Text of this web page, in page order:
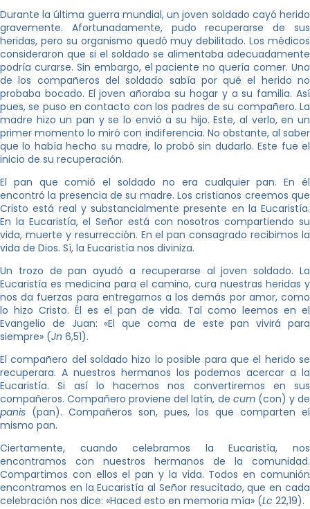
Durante la última guerra mundial, un joven soldado cayó herido
gravemente. Afortunadamente, pudo recuperarse de sus
heridas, pero su organismo quedó muy debilitado. Los médicos
consideraron que si el soldado se alimentaba adecuadamente
podría curarse. Sin embargo, el paciente no quería comer. Uno
de los compañeros del soldado sabía por qué el herido no
probaba bocado. El joven añoraba su hogar y a su familia. Así
pues, se puso en contacto con los padres de su compañero. La
madre hizo un pan y se lo envió a su hijo. Este, al verlo, en un
primer momento lo miró con indiferencia. No obstante, al saber
que lo había hecho su madre, lo probó sin dudarlo. Este fue el
inicio de su recuperación.
El pan que comió el soldado no era cualquier pan. En él
encontró la presencia de su madre. Los cristianos creemos que
Cristo está real y substancialmente presente en la Eucaristía.
En la Eucaristía, el Señor está con nosotros compartiendo su
vida, muerte y resurrección. En el pan consagrado recibimos la
vida de Dios. Sí, la Eucaristía nos diviniza.
Un trozo de pan ayudó a recuperarse al joven soldado. La
Eucaristía es medicina para el camino, cura nuestras heridas y
nos da fuerzas para entregarnos a los demás por amor, como
lo hizo Cristo. Él es el pan de vida. Tal como leemos en el
Evangelio de Juan: «El que coma de este pan vivirá para
siempre» (Jn 6,51).
El compañero del soldado hizo lo posible para que el herido se
recuperara. A nuestros hermanos los podemos acercar a la
Eucaristía. Si así lo hacemos nos convertiremos en sus
compañeros. Compañero proviene del latín, de cum(con) y de
panis (pan). Compañeros son, pues, los que comparten el
mismo pan.
Ciertamente, cuando celebramos la Eucaristía, nos
encontramos con nuestros hermanos de la comunidad.
Compartimos con ellos el pan y la vida. Todos en comunión
encontramos en la Eucaristía al Señor resucitado, que en cada
celebración nos dice: «Haced esto en memoria mía» (Lc 22,19).